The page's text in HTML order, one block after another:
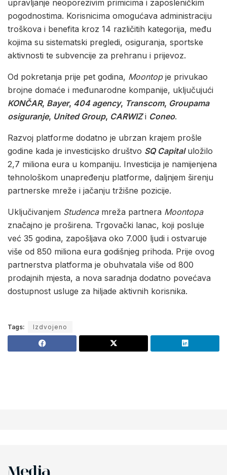
upravljanje neoporezivim primicima i zaposleničkim
pogodnostima. Korisnicima omogućava administraciju
troškova i benefita kroz 14 različitih kategorija, među
kojima su sistematski pregledi, osiguranja, sportske
aktivnosti te subvencije za prehranu i prijevoz.
Od pokretanja prije pet godina, Moontopje privukao
brojne domaće i međunarodne kompanije, uključujući
KONČAR, Bayer, 404 agency, Transcom, Groupama
osiguranje, United Group, CARWIZi Coneo.
Razvoj platforme dodatno je ubrzan krajem prošle
godine kada je investicijsko društvo SQ Capitaluložilo
2,7 miliona eura u kompaniju. Investicija je namijenjena
tehnološkom unapređenju platforme, daljnjem širenju
partnerske mreže i jačanju tržišne pozicije.
Uključivanjem Studencamreža partnera Moontopa
značajno je proširena. Trgovački lanac, koji posluje
već 35 godina, zapošljava oko 7.000 ljudi i ostvaruje
više od 850 miliona eura godišnjeg prihoda. Prije ovog
partnerstva platforma je obuhvatala više od 800
prodajnih mjesta, a nova saradnja dodatno povećava
dostupnost usluge za hiljade aktivnih korisnika.
Tags: Izdvojeno